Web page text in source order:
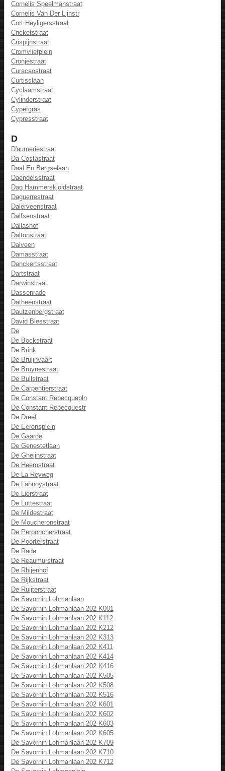
Cornelis Speelmanstraat
Cornelis Van Der Lijnstr
Cort Heyligersstraat
Cricketstraat
Crispijnstraat
Cromvlietplein
Cronjestraat
Curacaostraat
Curtisslaan
Cyclaamstraat
Cylinderstraat
Cypergras
Cypresstraat
D
D'aumeriestraat
Da Costastraat
Daal En Bergselaan
Daendelsstraat
Dag Hammerskjoldstraat
Daguerrestraat
Dalerveenstraat
Dalfsenstraat
Dallashof
Daltonstraat
Dalveen
Damasstraat
Danckertsstraat
Dartstraat
Darwinstraat
Dassenrade
Datheenstraat
Dautzenbergstraat
David Blesstraat
De
De Bockstraat
De Brink
De Bruijnvaart
De Bruynestraat
De Bullstraat
De Carpentierstraat
De Constant Rebecquepln
De Constant Rebecquestr
De Dreef
De Eerensplein
De Gaarde
De Genestetlaan
De Gheijnstraat
De Heemstraat
De La Reyweg
De Lannoystraat
De Lierstraat
De Luttestraat
De Mildestraat
De Moucheronstraat
De Perponcherstraat
De Poorterstraat
De Rade
De Reaumurstraat
De Rhijenhof
De Rijkstraat
De Ruijterstraat
De Savornin Lohmanlaan
De Savornin Lohmanlaan 202 K001
De Savornin Lohmanlaan 202 K112
De Savornin Lohmanlaan 202 K212
De Savornin Lohmanlaan 202 K313
De Savornin Lohmanlaan 202 K411
De Savornin Lohmanlaan 202 K414
De Savornin Lohmanlaan 202 K416
De Savornin Lohmanlaan 202 K505
De Savornin Lohmanlaan 202 K508
De Savornin Lohmanlaan 202 K516
De Savornin Lohmanlaan 202 K601
De Savornin Lohmanlaan 202 K602
De Savornin Lohmanlaan 202 K603
De Savornin Lohmanlaan 202 K605
De Savornin Lohmanlaan 202 K709
De Savornin Lohmanlaan 202 K710
De Savornin Lohmanlaan 202 K712